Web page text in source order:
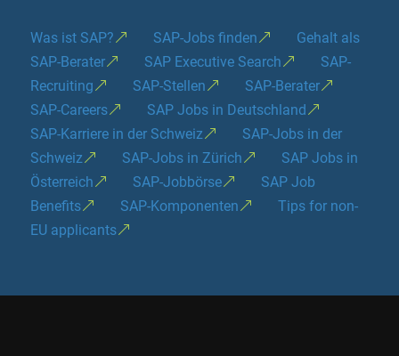
Was ist SAP? SAP-Jobs finden
Gehalt als
SAP-Berater
SAP Executive Search
SAP-
Recruiting
SAP-Stellen
SAP-Berater
SAP-Careers
SAP Jobs in Deutschland
SAP-Karriere in der Schweiz
SAP-Jobs in der
Schweiz
SAP-Jobs in Zürich
SAP Jobs in
Österreich
SAP-Jobbörse
SAP Job
Benefits
SAP-Komponenten
Tips for non-
EU applicants